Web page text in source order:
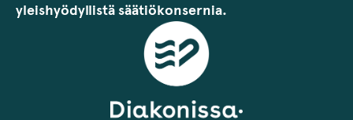
yleishyödyllistä säätiökonsernia.